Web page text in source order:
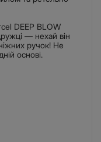
DEEP BLOW
— нехай він
ручок! Не
основі.